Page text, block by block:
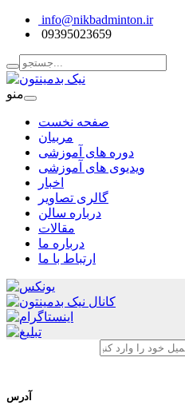
info@nikbadminton.ir
09395023659
منو
صفحه نخست
مربیان
دوره های آموزشی
ویدیوی های آموزشی
اخبار
گالری تصاویر
درباره سالن
مقالات
درباره ما
ارتباط با ما
آدرس